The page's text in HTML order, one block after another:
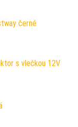
černé
s vlečkou 12V